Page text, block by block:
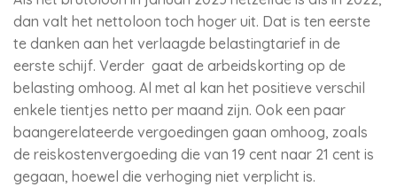
dan valt het nettoloon toch hoger uit. Dat is ten eerste
te danken aan het verlaagde belastingtarief in de
eerste schijf. Verder gaat de arbeidskorting op de
belasting omhoog. Al met al kan het positieve verschil
enkele tientjes netto per maand zijn. Ook een paar
baangerelateerde vergoedingen gaan omhoog, zoals
de reiskostenvergoeding die van 19 cent naar 21 cent is
gegaan, hoewel die verhoging niet verplicht is.